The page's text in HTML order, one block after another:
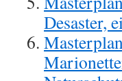
Desaster,